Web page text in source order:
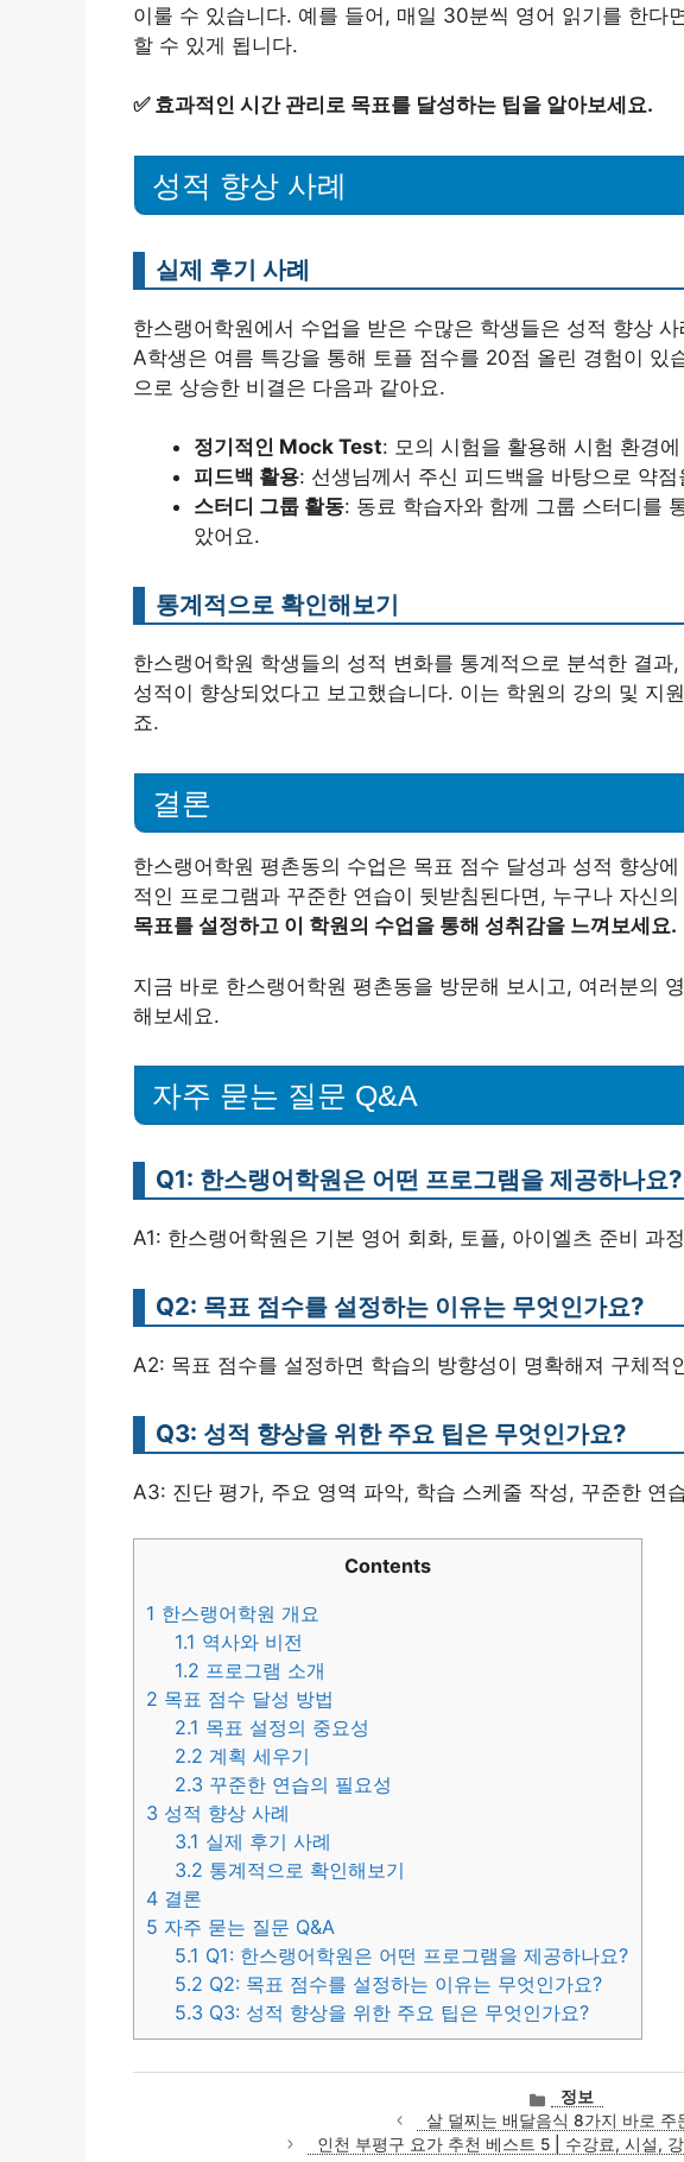
이룰 수 있습니다. 예를 들어, 매일 30분씩 영어 읽기를 한다
할 수 있게 됩니다.
✅ 효과적인 시간 관리로 목표를 달성하는 팁을 알아보세요.
성적 향상 사례
실제 후기 사례
한스랭어학원에서 수업을 받은 수많은 학생들은 성적 향상
A학생은 여름 특강을 통해 토플 점수를 20점 올린 경험이 있
으로 상승한 비결은 다음과 같아요.
정기적인 Mock Test: 모의 시험을 활용해 시험 환경
피드백 활용: 선생님께서 주신 피드백을 바탕으로 약
스터디 그룹 활동: 동료 학습자와 함께 그룹 스터디를
았어요.
통계적으로 확인해보기
한스랭어학원 학생들의 성적 변화를 통계적으로 분석한 결
성적이 향상되었다고 보고했습니다. 이는 학원의 강의 및 지
죠.
결론
한스랭어학원 평촌동의 수업은 목표 점수 달성과 성적 향상
적인 프로그램과 꾸준한 연습이 뒷받침된다면, 누구나 자신
목표를 설정하고 이 학원의 수업을 통해 성취감을 느껴보세요.
지금 바로 한스랭어학원 평촌동을 방문해 보시고, 여러분의
해보세요.
자주 묻는 질문 Q&A
Q1: 한스랭어학원은 어떤 프로그램을 제공하나요?
A1: 한스랭어학원은 기본 영어 회화, 토플, 아이엘츠 준비 과
Q2: 목표 점수를 설정하는 이유는 무엇인가요?
A2: 목표 점수를 설정하면 학습의 방향성이 명확해져 구체적
Q3: 성적 향상을 위한 주요 팁은 무엇인가요?
A3: 진단 평가, 주요 영역 파악, 학습 스케줄 작성, 꾸준한 연
Contents
1 한스랭어학원 개요
1.1 역사와 비전
1.2 프로그램 소개
2 목표 점수 달성 방법
2.1 목표 설정의 중요성
2.2 계획 세우기
2.3 꾸준한 연습의 필요성
3 성적 향상 사례
3.1 실제 후기 사례
3.2 통계적으로 확인해보기
4 결론
5 자주 묻는 질문 Q&A
5.1 Q1: 한스랭어학원은 어떤 프로그램을 제공하나요?
5.2 Q2: 목표 점수를 설정하는 이유는 무엇인가요?
5.3 Q3: 성적 향상을 위한 주요 팁은 무엇인가요?
카
테
고
정보
살 덜찌는 배달음식 8가지 바로 주
인천 부평구 요가 추천 베스트 5 | 수강료, 시설,